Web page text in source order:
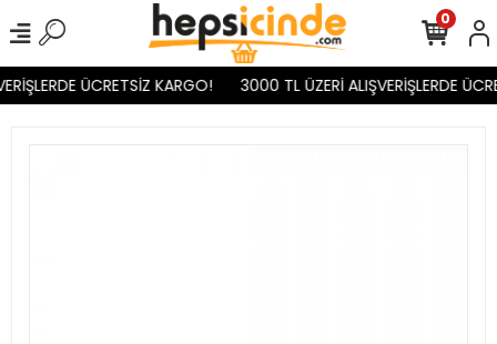
ÜCRETSİZ KARGO! 3000 TL ÜZERİ ALIŞVERİŞLERDE
0